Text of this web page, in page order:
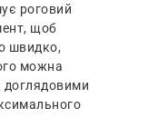
роговий
щоб
швидко,
можна
доглядовими